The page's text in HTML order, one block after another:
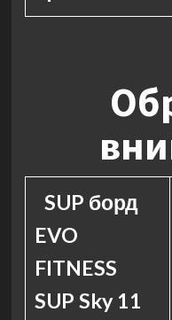
SUP борд
EVO
FITNESS
SUP Sky 11